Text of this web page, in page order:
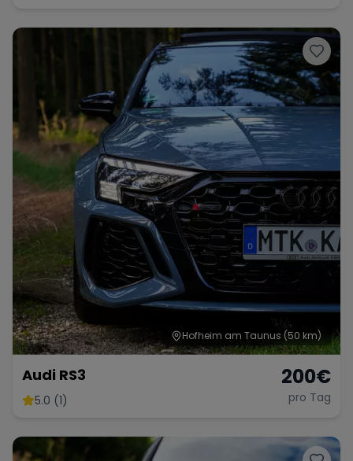
Hofheim am Taunus (50 km)
Audi RS3
5.0 (1)
200€
pro Tag